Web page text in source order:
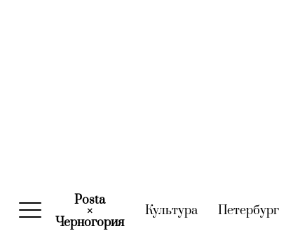
Posta
×
Черногория(current)
Культура(current)
Петербург